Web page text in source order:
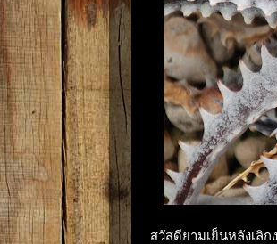
สวัสดียามเย็นหลังเลิ